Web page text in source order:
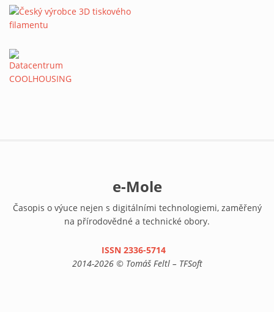
e-Mole
Časopis o výuce nejen s digitálními technologiemi, zaměřený
na přírodovědné a technické obory.
ISSN 2336-5714(link is external)
2014-2026 © Tomáš Feltl – TFSoft